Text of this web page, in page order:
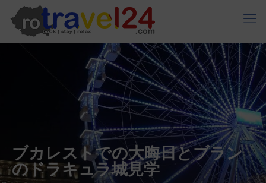
ブカレストでの大晦日とブラン
のドラキュラ城見学